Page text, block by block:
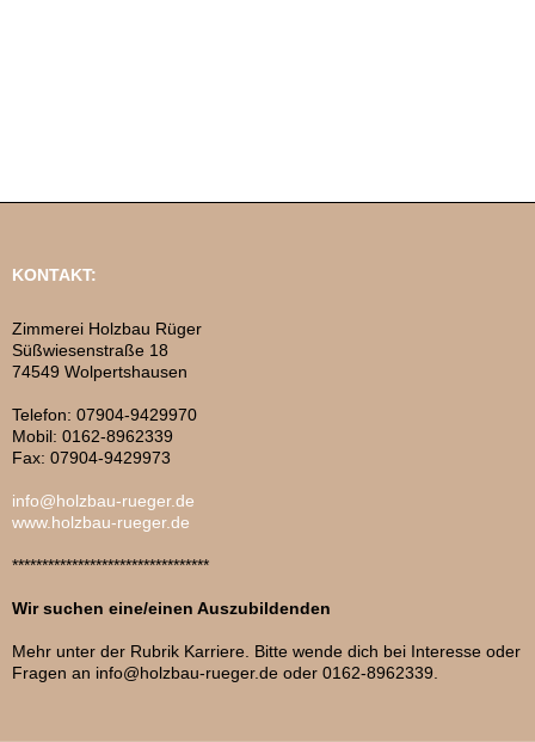
KONTAKT:
Zimmerei Holzbau Rüger
Süßwiesenstraße 18
74549 Wolpertshausen
Telefon: 07904-9429970
Mobil: 0162-8962339
Fax: 07904-9429973
info@holzbau-rueger.de
www.holzbau-rueger.de
*********************************
Wir suchen eine/einen Auszubildenden
Mehr unter der Rubrik Karriere. Bitte wende dich bei Interesse oder
Fragen an info@holzbau-rueger.de oder 0162-8962339.